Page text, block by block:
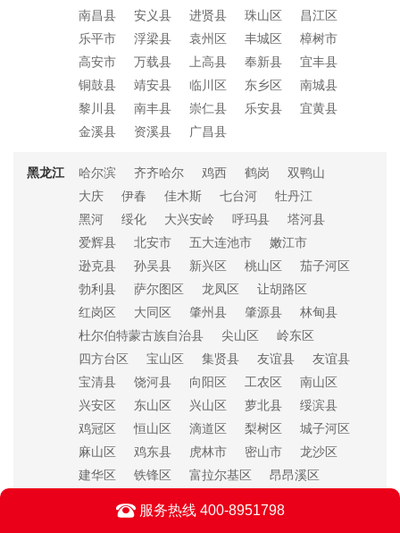
南昌县
安义县 进贤县 珠山区
昌江区
乐平市
浮梁县 袁州区 丰城区
樟树市
高安市
万载县 上高县 奉新县
宜丰县
铜鼓县
靖安县 临川区 东乡区
南城县
黎川县
南丰县 崇仁县 乐安县
宜黄县
金溪县
资溪县 广昌县
黑龙江 哈尔滨 齐齐哈尔 鸡西 鹤岗
双鸭山
大庆
伊春 佳木斯 七台河
牡丹江
黑河
绥化 大兴安岭 呼玛县
塔河县
爱辉县
北安市 五大连池市
嫩江市
逊克县
孙吴县 新兴区 桃山区
茄子河区
勃利县
萨尔图区 龙凤区
让胡路区
红岗区
大同区 肇州县 肇源县
林甸县
杜尔伯特蒙古族自治县
尖山区
岭东区
四方台区
宝山区 集贤县 友谊县
友谊县
宝清县
饶河县 向阳区 工农区
南山区
兴安区
东山区 兴山区 萝北县
绥滨县
鸡冠区
恒山区 滴道区 梨树区
城子河区
麻山区
鸡东县 虎林市 密山市
龙沙区
建华区
铁锋区 富拉尔基区
昂昂溪区
龙江县 克山县
服务热线 400-8951798